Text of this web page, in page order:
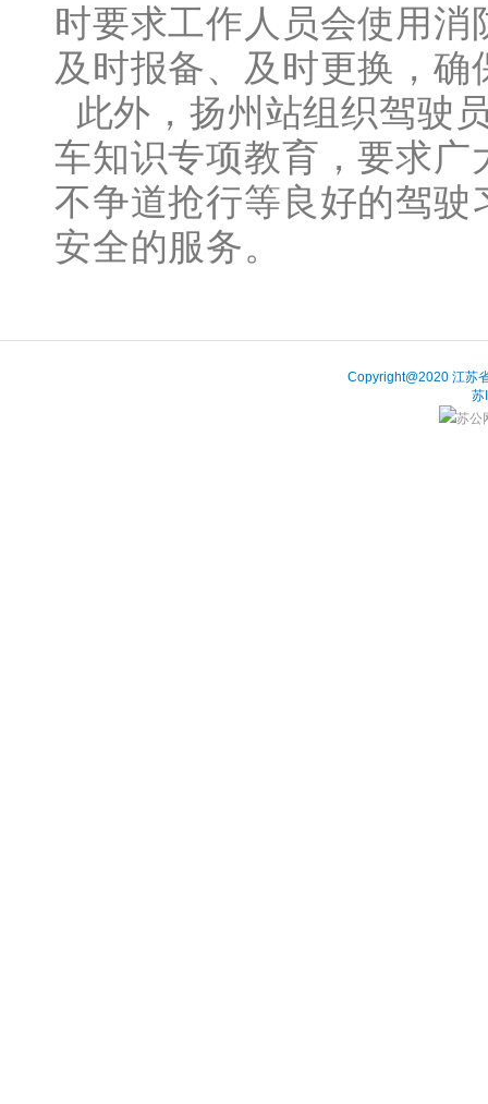
时要求工作人员会使用
及时报备、及时更换，
此外，扬州站组织驾驶
车知识专项教育，要求
不争道抢行等良好的驾
安全的服务。
Copyright@2020 江苏
苏
苏公